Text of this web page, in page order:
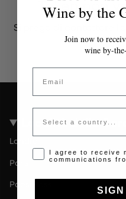
Token non
Si prega di contattare
Località della
Londra
Paris
Paesi Bassi
Wine by the
Join now to
wine by-
Email
Country
Opt-in disclaimer
I agree to receive
communications